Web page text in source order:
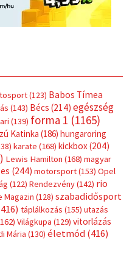
(123) Babos Tímea
(143) Bécs (214) egészség
(139) forma 1 (1165)
Katinka (186) hungaroring
karate (168) kickbox(204)
Lewis Hamilton (168) magyar
(244) motorsport(153) Opel
(122) Rendezvény(142) rio
Magazin (128) szabadidősport
táplálkozás (155) utazás
Világkupa (129) vitorlázás
Mária (130) életmód(416)